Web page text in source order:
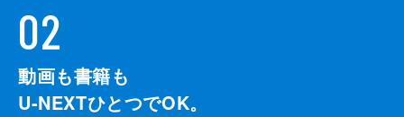
02
動画も書籍も
U-NEXTひとつでOK。